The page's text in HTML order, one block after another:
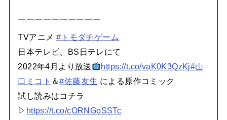
￣￣￣￣￣￣￣￣￣￣
TVアニメ #トモダチゲーム
日本テレビ、BS日テレにて
2022年4月より放送
https://t.co/vaK0K3QzKj#山
口ミコト ＆#佐藤友生 による原作コミック
試し読みはコチラ
▷ https://t.co/cORNGoSSTc